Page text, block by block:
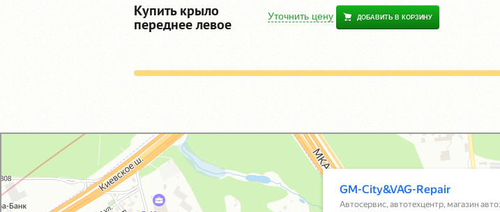
Купить крыло
переднее левое Уточнить цену ДОБАВИТЬ В КОРЗИНУ
GM-City&VAG-Repair
Автосервис, автотехцентр в Москве
Магазин автозапчастей и автотоваров в Москве